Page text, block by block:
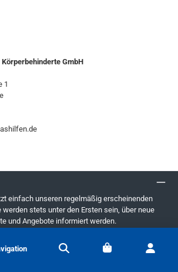
GmbH
1
einfach unseren regelmäßig erscheinenden
werden stets unter den Ersten sein, über neue
und Angebote informiert werden.